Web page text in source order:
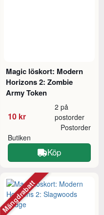
Magic löskort: Modern
Horizons 2: Zombie
Army Token
10 kr
2 på
postorder
Butiken
Postorder
Köp
Mängdrabatt